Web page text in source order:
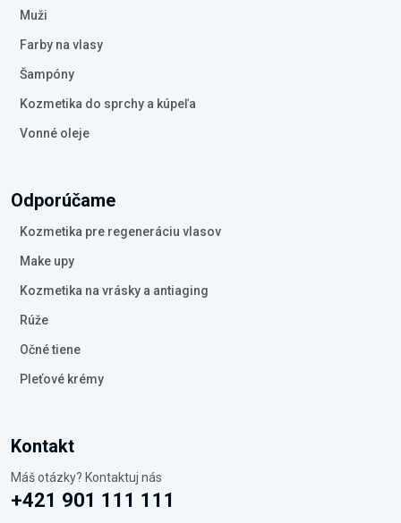
Muži
Farby na vlasy
Šampóny
Kozmetika do sprchy a kúpeľa
Vonné oleje
Odporúčame
Kozmetika pre regeneráciu vlasov
Make upy
Kozmetika na vrásky a antiaging
Rúže
Očné tiene
Pleťové krémy
Kontakt
Máš otázky? Kontaktuj nás
+421 901 111 111